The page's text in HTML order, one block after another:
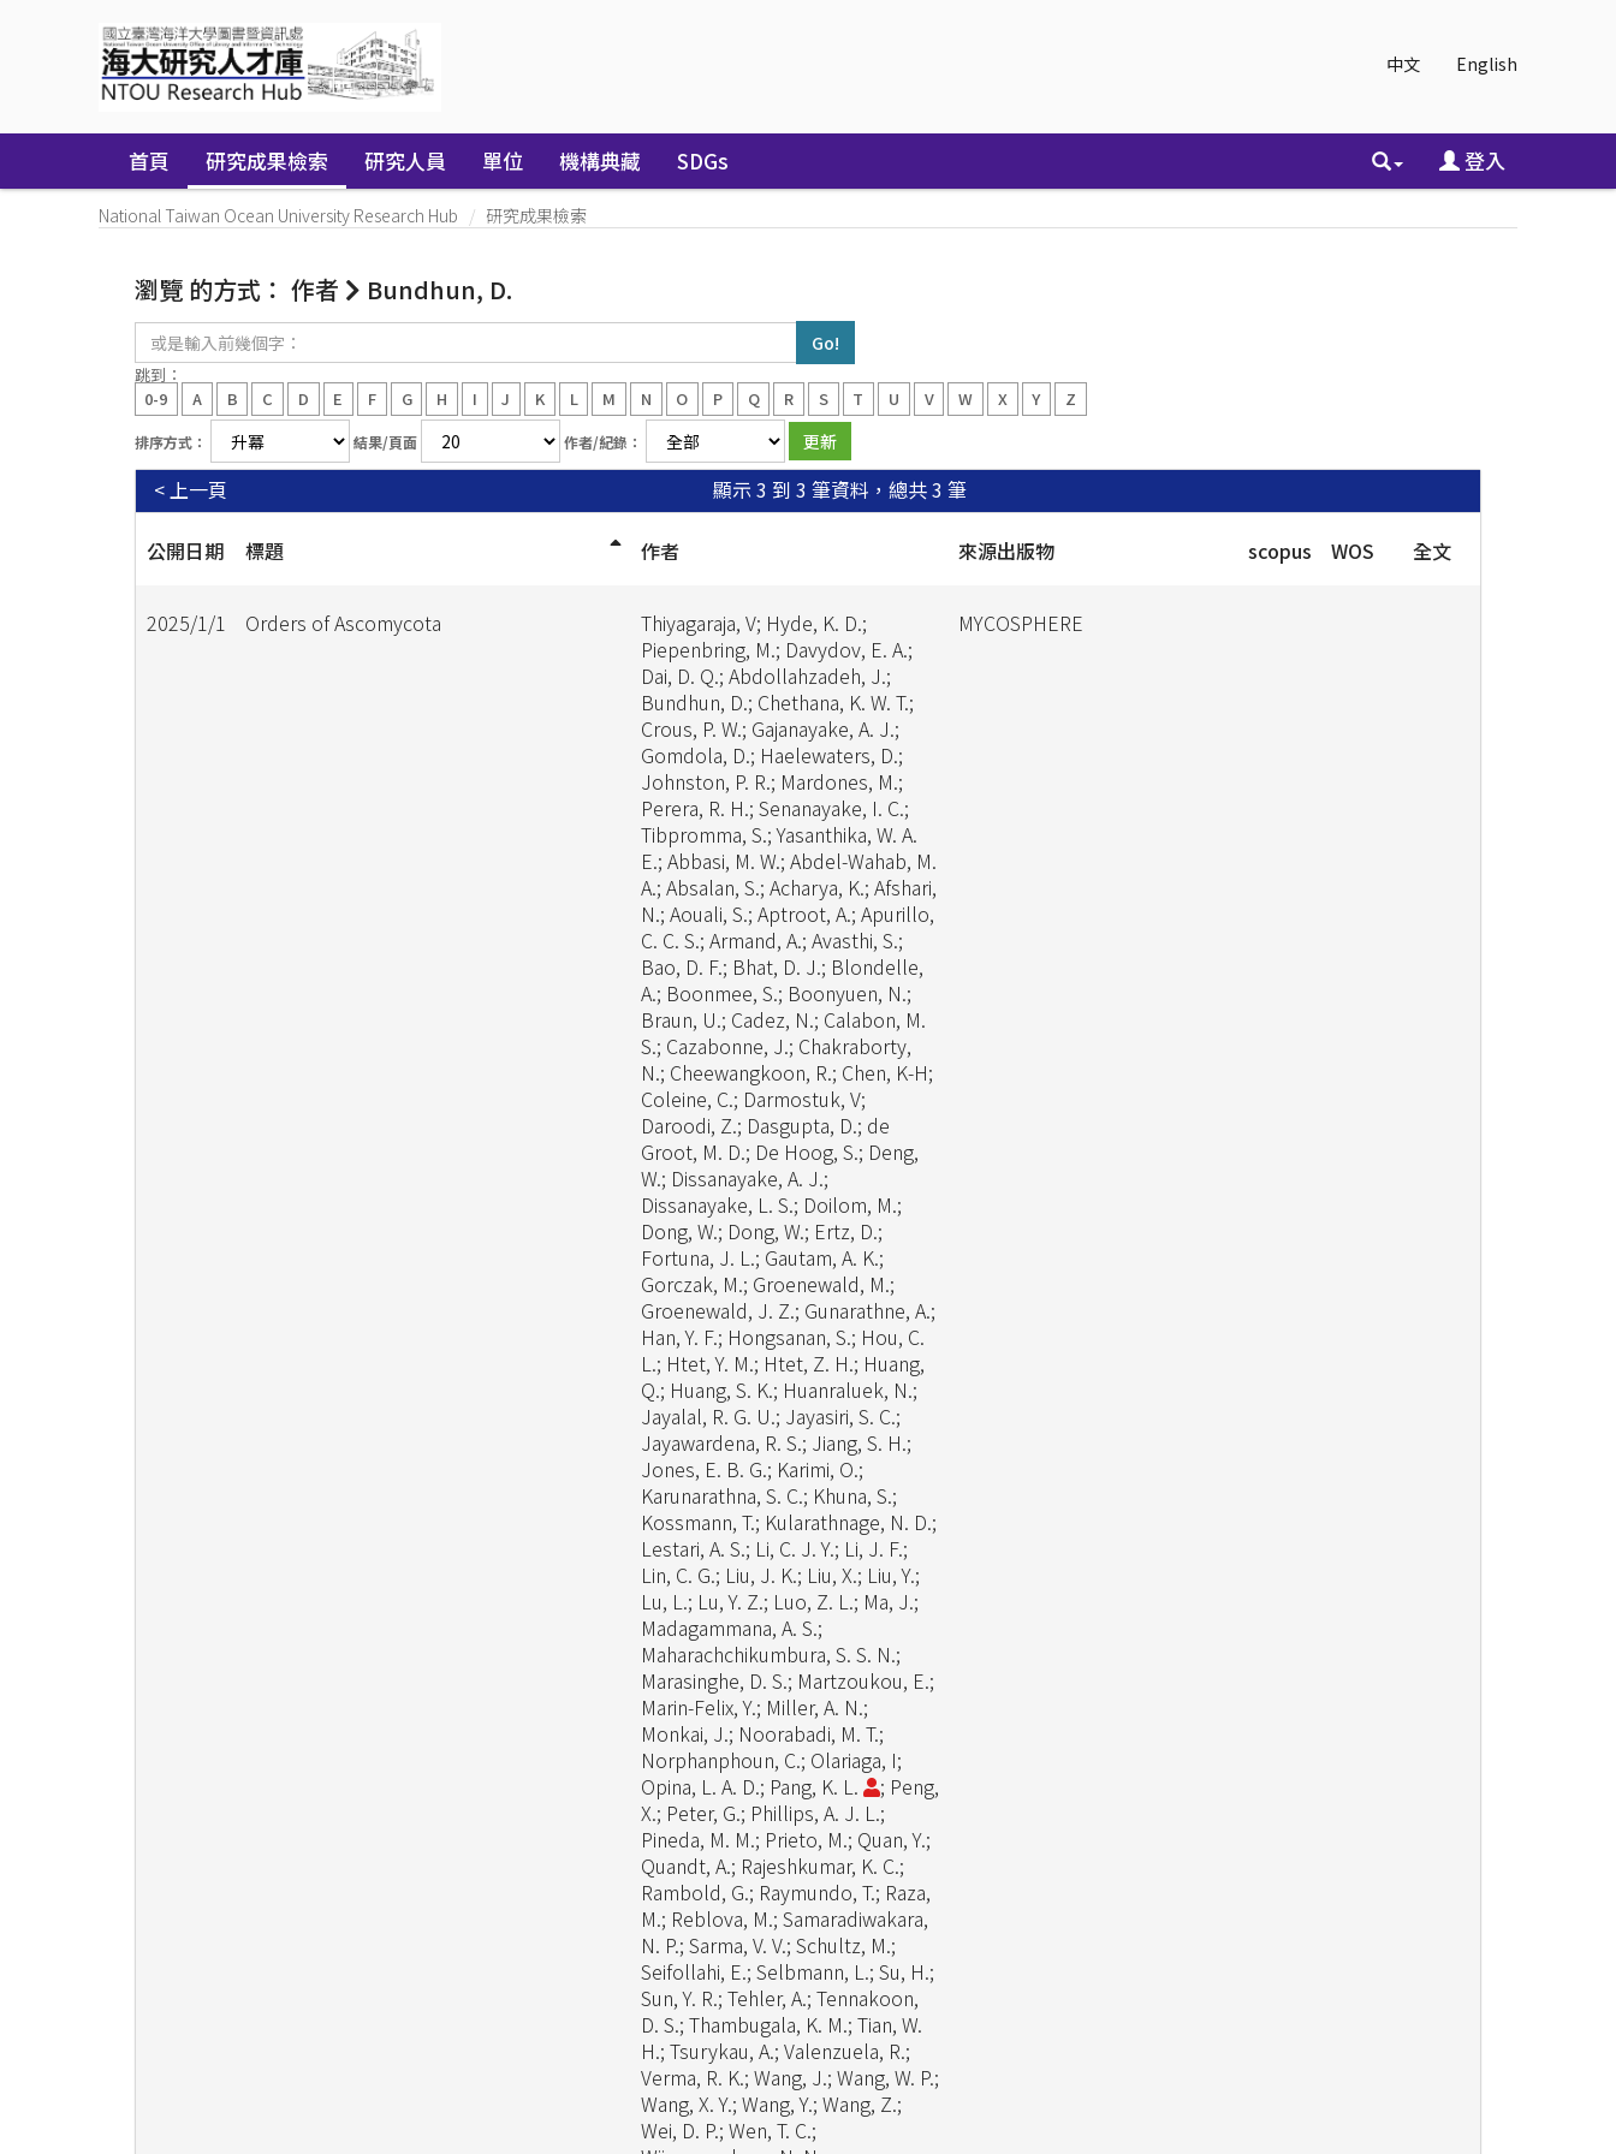
中文 English
首頁 研究成果檢索 研究人員 單位 機構典藏 SDGs 登入
National Taiwan Ocean University Research Hub 研究成果檢索
瀏覽 的方式： 作者 Bundhun, D.
或
輸
入
前
幾
字：
跳到：
0-9
A B C D E F G H I J K L M N O P Q R S T U V W X Y Z
排序方式： 結果/頁面 作者/紀錄：
顯示 3 到 3 筆資料，總共 3 筆
< 上一頁
公開日期 標題 作者 來源出版物 scopus WOS 全文
2025/1/1 Orders of Ascomycota
Thiyagaraja, V; Hyde, K. D.;
Piepenbring, M.; Davydov, E. A.;
Dai, D. Q.; Abdollahzadeh, J.;
Bundhun, D.; Chethana, K. W. T.;
Crous, P. W.; Gajanayake, A. J.;
Gomdola, D.; Haelewaters, D.;
Johnston, P. R.; Mardones, M.;
Perera, R. H.; Senanayake, I. C.;
Tibpromma, S.; Yasanthika, W. A.
E.; Abbasi, M. W.; Abdel-Wahab, M.
A.; Absalan, S.; Acharya, K.; Afshari,
N.; Aouali, S.; Aptroot, A.; Apurillo,
C. C. S.; Armand, A.; Avasthi, S.;
Bao, D. F.; Bhat, D. J.; Blondelle,
A.; Boonmee, S.; Boonyuen, N.;
Braun, U.; Cadez, N.; Calabon, M.
S.; Cazabonne, J.; Chakraborty,
N.; Cheewangkoon, R.; Chen, K-H;
Coleine, C.; Darmostuk, V;
Daroodi, Z.; Dasgupta, D.; de
Groot, M. D.; De Hoog, S.; Deng,
W.; Dissanayake, A. J.;
Dissanayake, L. S.; Doilom, M.;
Dong, W.; Dong, W.; Ertz, D.;
Fortuna, J. L.; Gautam, A. K.;
Gorczak, M.; Groenewald, M.;
Groenewald, J. Z.; Gunarathne, A.;
Han, Y. F.; Hongsanan, S.; Hou, C.
L.; Htet, Y. M.; Htet, Z. H.; Huang,
Q.; Huang, S. K.; Huanraluek, N.;
Jayalal, R. G. U.; Jayasiri, S. C.;
Jayawardena, R. S.; Jiang, S. H.;
Jones, E. B. G.; Karimi, O.;
Karunarathna, S. C.; Khuna, S.;
Kossmann, T.; Kularathnage, N. D.;
Lestari, A. S.; Li, C. J. Y.; Li, J. F.;
Lin, C. G.; Liu, J. K.; Liu, X.; Liu, Y.;
Lu, L.; Lu, Y. Z.; Luo, Z. L.; Ma, J.;
Madagammana, A. S.;
Maharachchikumbura, S. S. N.;
Marasinghe, D. S.; Martzoukou, E.;
Marin-Felix, Y.; Miller, A. N.;
Monkai, J.; Noorabadi, M. T.;
Norphanphoun, C.; Olariaga, I;
Opina, L. A. D.; Pang, K. L.
; Peng,
X.; Peter, G.; Phillips, A. J. L.;
Pineda, M. M.; Prieto, M.; Quan, Y.;
Quandt, A.; Rajeshkumar, K. C.;
Rambold, G.; Raymundo, T.; Raza,
M.; Reblova, M.; Samaradiwakara,
N. P.; Sarma, V. V.; Schultz, M.;
Seifollahi, E.; Selbmann, L.; Su, H.;
Sun, Y. R.; Tehler, A.; Tennakoon,
D. S.; Thambugala, K. M.; Tian, W.
H.; Tsurykau, A.; Valenzuela, R.;
Verma, R. K.; Wang, J.; Wang, W. P.;
Wang, X. Y.; Wang, Y.; Wang, Z.;
Wei, D. P.; Wen, T. C.;
MYCOSPHERE